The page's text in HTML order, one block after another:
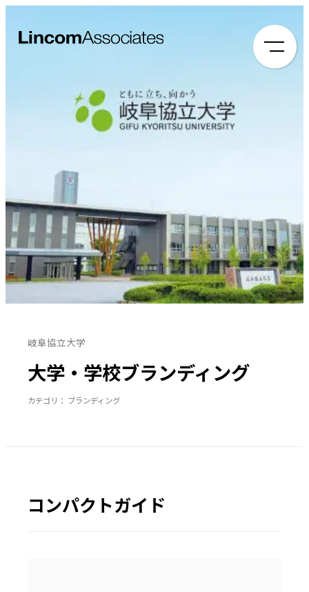
岐阜協立大学
大学・学校ブランディング
カテゴリ： ブランディング
コンパクトガイド